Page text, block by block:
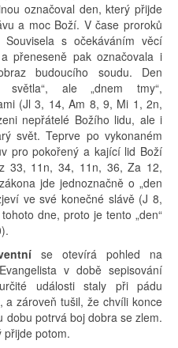
označoval den, který přijde
a moc Boží. V čase proroků
s očekáváním věcí
přeneseně pak označovala i
budoucího soudu. Den
světla“, ale „dnem tmy“,
(Jl 3, 14, Am 8, 9, Mi 1, 2n,
nepřátelé Božího lidu, ale i
svět. Teprve po vykonaném
pro pokořený a kající lid Boží
33, 11n, 34, 11n, 36, Za 12,
jde jednoznačně o „den
ve své konečné slávě (J 8,
dne, proto je tento „den“
se otevírá pohled na
v době sepisování
události staly při pádu
a zároveň tušil, že chvíli konce
dobu potrvá boj dobra se zlem.
přijde potom.